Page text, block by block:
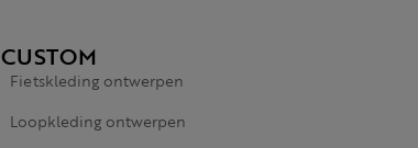
CUSTOM
Fietskleding ontwerpen
Loopkleding ontwerpen